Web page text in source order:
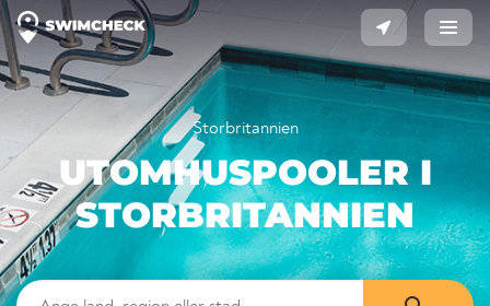
Storbritannien
UTOMHUSPOOLER I
STORBRITANNIEN